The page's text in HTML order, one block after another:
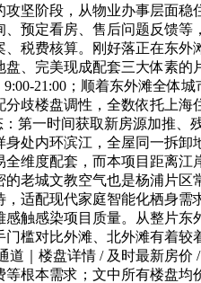
攻坚阶段，从物业办事层面
预定看房、售后问题反馈
、税费核算。刚好落正在东
、完美现成配套三大体素
21:00；顺着东外滩全体
分歧楼盘调性，全数依托上
：第一时间获取新房源加推
身处内环滨江，全屋同一拆
全维度配套，而本项目距离
老城文教空气也是杨浦片
，适配现代家庭智能化栖身
触感染项目质量。从整片
槛对比外滩、北外滩有着较
道｜楼盘详情 / 及时最新房
等根本需求；文中所有楼盘